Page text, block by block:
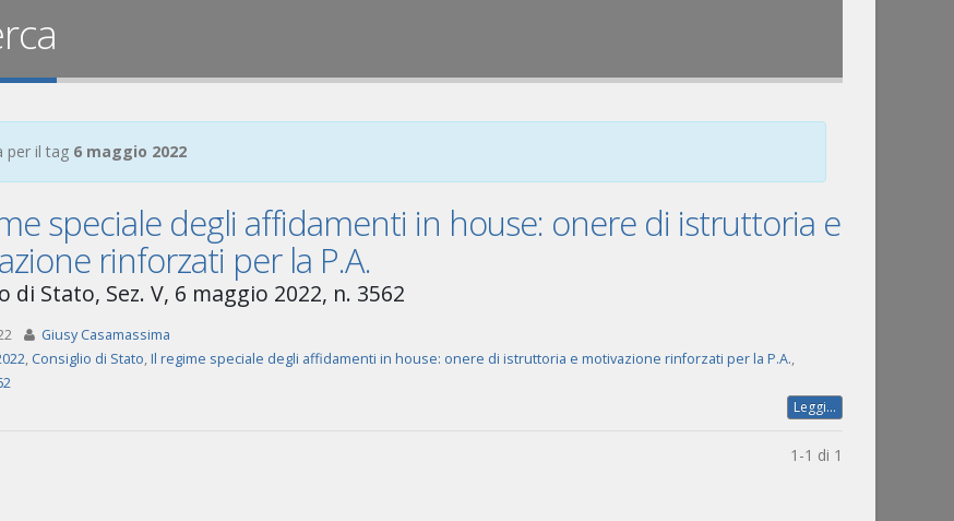
per il tag 6 maggio 2022
speciale degli affidamenti in house: onere di istruttoria e
rinforzati per la P.A.
di Stato, Sez. V, 6 maggio 2022, n. 3562
Giusy Casamassima
, Consiglio di Stato,Il regime speciale degli affidamenti in house: onere di istruttoria e motivazione rinforzati per la P.A.,
Leggi...
1-1 di 1